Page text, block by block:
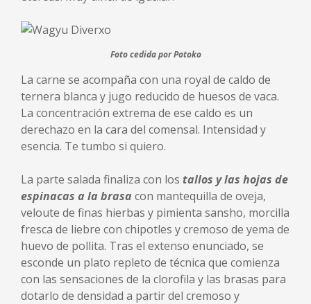
Foto cedida por Potoko
La carne se acompaña con una royal de caldo de
ternera blanca y jugo reducido de huesos de vaca.
La concentración extrema de ese caldo es un
derechazo en la cara del comensal. Intensidad y
esencia. Te tumbo si quiero.
La parte salada finaliza con los tallos y las hojas de
espinacas a la brasa con mantequilla de oveja,
veloute de finas hierbas y pimienta sansho, morcilla
fresca de liebre con chipotles y cremoso de yema de
huevo de pollita. Tras el extenso enunciado, se
esconde un plato repleto de técnica que comienza
con las sensaciones de la clorofila y las brasas para
dotarlo de densidad a partir del cremoso y